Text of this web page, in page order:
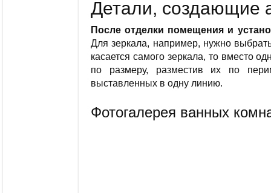
Детали, создающие
После отделки помещения и
Для зеркала, например, нужно
касается самого зеркала, то вместо
по размеру, разместив их по
выставленных в одну линию.
Фотогалерея ванных